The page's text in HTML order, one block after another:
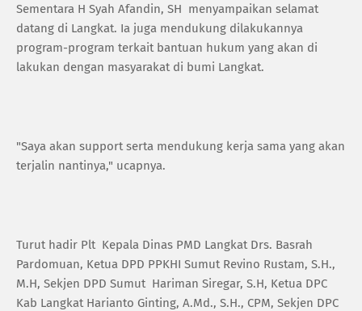
Sementara H Syah Afandin, SH menyampaikan selamat
datang di Langkat. Ia juga mendukung dilakukannya
program-program terkait bantuan hukum yang akan di
lakukan dengan masyarakat di bumi Langkat.
"Saya akan support serta mendukung kerja sama yang akan
terjalin nantinya," ucapnya.
Turut hadir Plt Kepala Dinas PMD Langkat Drs. Basrah
Pardomuan, Ketua DPD PPKHI Sumut Revino Rustam, S.H.,
M.H, Sekjen DPD Sumut Hariman Siregar, S.H, Ketua DPC
Kab Langkat Harianto Ginting, A.Md., S.H., CPM, Sekjen DPC